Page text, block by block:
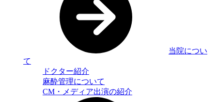
当院につい
て
ドクター紹介
麻酔管理について
CM・メディア出演の紹介